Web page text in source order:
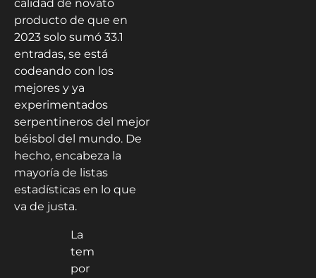
calidad de novato
producto de que en
2023 solo sumó 33.1
entradas, se está
codeando con los
mejores y ya
experimentados
serpentineros del mejor
béisbol del mundo. De
hecho, encabeza la
mayoría de listas
estadísticas en lo que
va de justa.
La
tem
por